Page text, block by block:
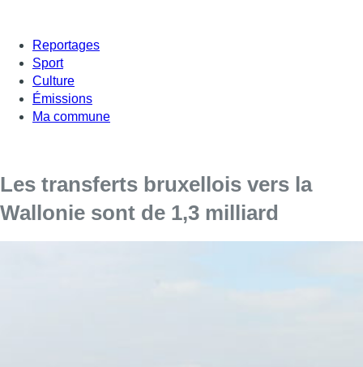
Reportages
Sport
Culture
Émissions
Ma commune
Les transferts bruxellois vers la
Wallonie sont de 1,3 milliard